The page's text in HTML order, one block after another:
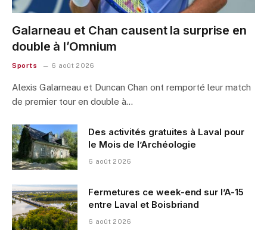
Galarneau et Chan causent la surprise en
double à l’Omnium
Sports 6 août 2026
Alexis Galarneau et Duncan Chan ont remporté leur match
de premier tour en double à…
Des activités gratuites à Laval pour
le Mois de l’Archéologie
6 août 2026
Fermetures ce week-end sur l’A-15
entre Laval et Boisbriand
6 août 2026